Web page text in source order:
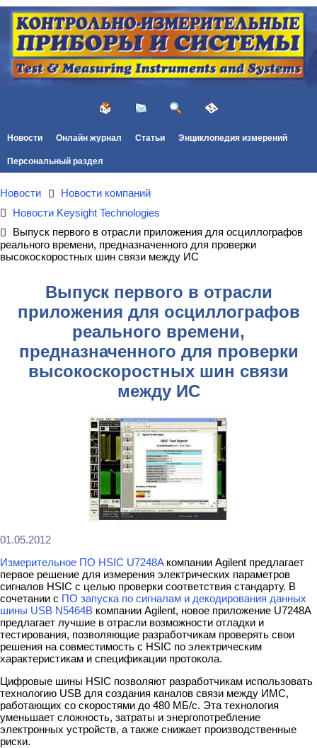
Новости Онлайн журнал Статьи Энциклопедия измерений
Персональный раздел
Новости
Новости компаний
Новости Keysight Technologies
Выпуск первого в отрасли приложения для осциллографов
реального времени, предназначенного для проверки
высокоскоростных шин связи между ИС
Выпуск первого в отрасли
приложения для осциллографов
реального времени,
предназначенного для проверки
высокоскоростных шин связи
между ИС
01.05.2012
Измерительное ПО HSIC U7248Aкомпании Agilent предлагает
первое решение для измерения электрических параметров
сигналов HSIC с целью проверки соответствия стандарту. В
сочетании с ПО запуска по сигналам и декодирования данных
шины USB N5464B компании Agilent, новое приложение U7248A
предлагает лучшие в отрасли возможности отладки и
тестирования, позволяющие разработчикам проверять свои
решения на совместимость с HSIC по электрическим
характеристикам и спецификации протокола.
Цифровые шины HSIC позволяют разработчикам использовать
технологию USB для создания каналов связи между ИМС,
работающих со скоростями до 480 МБ/с. Эта технология
уменьшает сложность, затраты и энергопотребление
электронных устройств, а также снижает производственные
риски.